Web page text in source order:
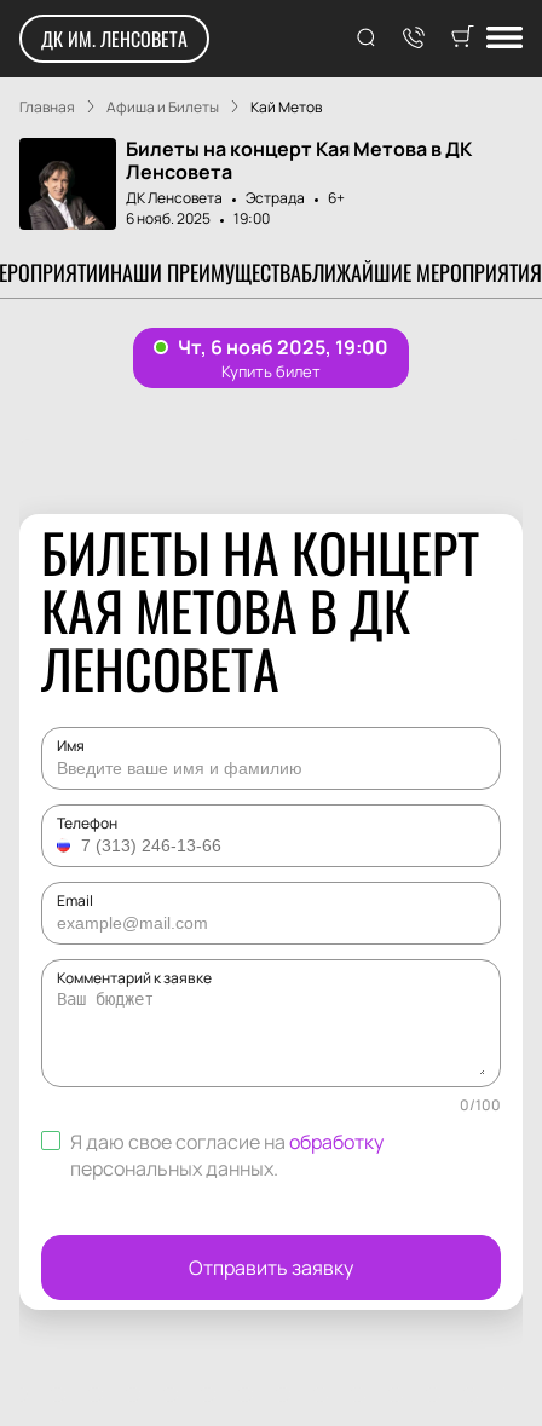
ДК ИМ. ЛЕНСОВЕТА
Главная Афиша и Билеты Кай Метов
Билеты на концерт Кая Метова в ДК
Ленсовета
ДК Ленсовета Эстрада
6+
6 нояб. 2025
19:00
НАШИ ПРЕИМУЩЕСТВАБЛИЖАЙШИЕ МЕРОПРИЯТИЯ
БИЛЕТЫ НА КОНЦЕРТ
КАЯ МЕТОВА В ДК
ЛЕНСОВЕТА
Имя
Телефон
Email
Комментарий к заявке
0/100
Я даю свое согласие наобработку
персональных данных.
Отправить заявку